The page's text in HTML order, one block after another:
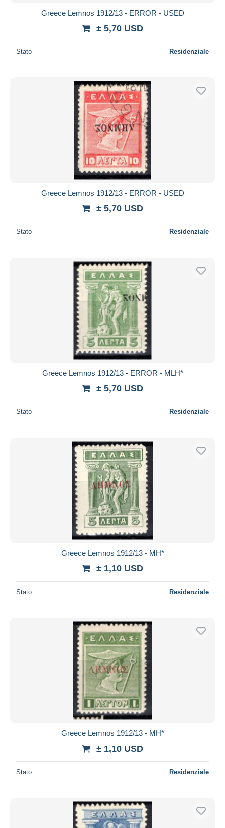
Greece Lemnos 1912/13 - ERROR - USED
± 5,70 USD
Stato Residenziale
Greece Lemnos 1912/13 - ERROR - USED
± 5,70 USD
Stato Residenziale
Greece Lemnos 1912/13 - ERROR - MLH*
± 5,70 USD
Stato Residenziale
Greece Lemnos 1912/13 - MH*
± 1,10 USD
Stato Residenziale
Greece Lemnos 1912/13 - MH*
± 1,10 USD
Stato Residenziale